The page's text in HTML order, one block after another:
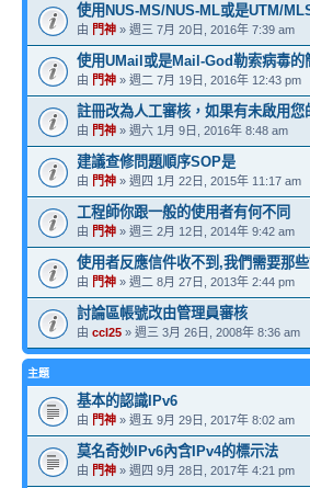
使用NUS-MS/NUS-ML或是UTM/
由 門神 » 週三 7月 20日, 2016年 7:39 am
使用UMail或是Mail-God勒索病毒
由 門神 » 週二 7月 19日, 2016年 12:43 pm
註冊改為人工審核，如果有未啟用您
由 門神 » 週六 1月 9日, 2016年 8:48 am
建議查修問題順序SOP是
由 門神 » 週四 1月 22日, 2015年 11:17 am
工程師你跟一般的使用者有何不同
由 門神 » 週三 2月 12日, 2014年 9:42 am
使用者反應信件收不到,我們需要那
由 門神 » 週二 8月 27日, 2013年 2:44 pm
討論區帳號改由管理員審核
由 ccl25 » 週三 3月 26日, 2008年 8:36 am
主題
基本的認識IPv6
由 門神 » 週五 9月 29日, 2017年 8:02 am
莫名奇妙IPv6內含IPv4的標示法
由 門神 » 週四 9月 28日, 2017年 4:21 pm